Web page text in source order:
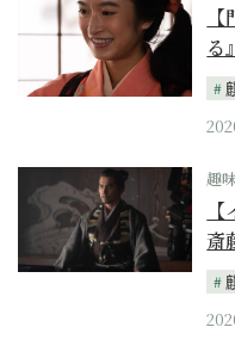
る
趣
斎